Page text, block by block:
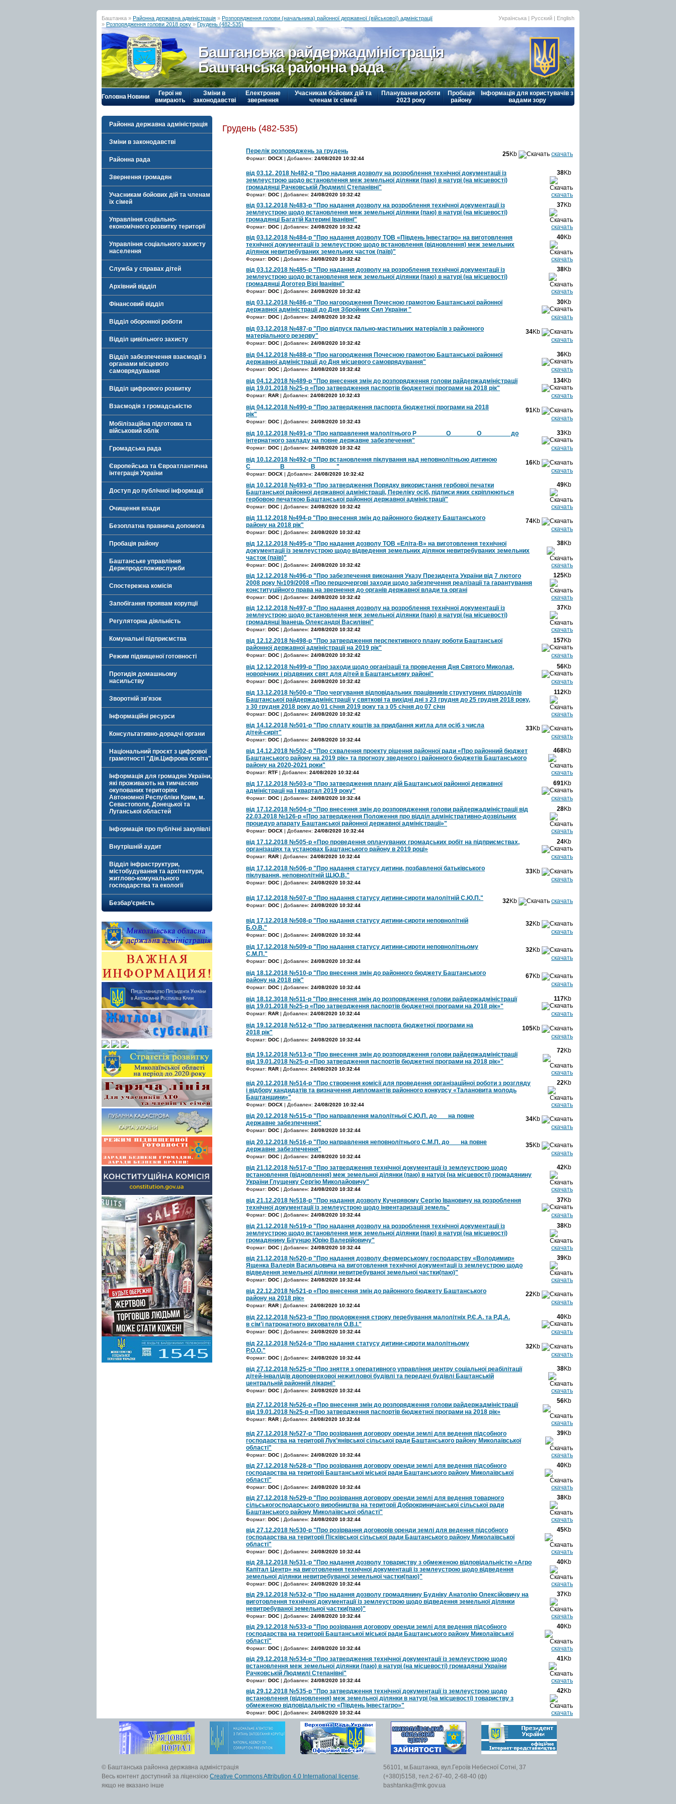
Баштанка » Районна державна адміністрація » Розпорядження голови (начальника) районної державної (військової) адміністрації
» Розпорядження голови 2018 року » Грудень (482-535)
Українська | Русский | English
Баштанська райдержадміністрація
Баштанська районна рада
Головна Новини
Герої не
вмирають
Зміни в
законодавстві
Електронне
звернення
Учасникам бойових дій та
членам їх сімей
Планування роботи
2023 року
Пробація
району
Інформація для користувачів з
вадами зору
Районна державна адміністрація
Зміни в законодавстві
Районна рада
Звернення громадян
Учасникам бойових дій та членам
їх сімей
Управління соціально-
економічного розвитку території
Управління соціального захисту
населення
Служба у справах дітей
Архівний відділ
Фінансовий відділ
Відділ оборонної роботи
Відділ цивільного захисту
Відділ забезпечення взаємодії з
органами місцевого
самоврядування
Відділ цифрового розвитку
Взаємодія з громадськістю
Мобілізаційна підготовка та
військовий облік
Громадська рада
Європейська та Євроатлантична
інтеграція України
Доступ до публічної інформації
Очищення влади
Безоплатна правнича допомога
Пробація району
Баштанське управління
Держпродспоживслужби
Спостережна комісія
Запобігання проявам корупції
Регуляторна діяльність
Комунальні підприємства
Режим підвищеної готовності
Протидія домашньому
насильству
Зворотній зв'язок
Інформаційні ресурси
Консультативно-дорадчі органи
Національний проєкт з цифрової
грамотності "Дія.Цифрова освіта"
Інформація для громадян України,
які проживають на тимчасово
окупованих територіях
Автономної Республіки Крим, м.
Севастополя, Донецької та
Луганської областей
Інформація про публічні закупівлі
Внутрішній аудит
Відділ інфраструктури,
містобудування та архітектури,
житлово-комунального
господарства та екології
Безбар’єрність
Грудень (482-535)
Перелік розпоряджень за грудень
Формат: DOCX | Добавлен: 24/08/2020 10:32:44
25Kb скачать
від 03.12. 2018 №482-р "Про надання дозволу на розроблення технічної документації із
землеустрою щодо встановлення меж земельної ділянки (паю) в натурі (на місцевості)
громадянці Рачковській Людмилі Степанівні"
Формат: DOC | Добавлен: 24/08/2020 10:32:42
38Kb
скачать
від 03.12.2018 №483-р "Про надання дозволу на розроблення технічної документації із
землеустрою щодо встановлення меж земельної ділянки (паю) в натурі (на місцевості)
громадянці Багатій Катерині Іванівні"
Формат: DOC | Добавлен: 24/08/2020 10:32:42
37Kb
скачать
від 03.12.2018 №484-р "Про надання дозволу ТОВ «Південь Інвестагро» на виготовлення
технічної документації із землеустрою щодо встановлення (відновлення) меж земельних
ділянок невитребуваних земельних часток (паїв)"
Формат: DOC | Добавлен: 24/08/2020 10:32:42
40Kb
скачать
від 03.12.2018 №485-р "Про надання дозволу на розроблення технічної документації із
землеустрою щодо встановлення меж земельної ділянки (паю) в натурі (на місцевості)
громадянці Доготер Вірі Іванівні"
Формат: DOC | Добавлен: 24/08/2020 10:32:42
38Kb
скачать
від 03.12.2018 №486-р "Про нагородження Почесною грамотою Баштанської районної
державної адміністрації до Дня Збройних Сил України "
Формат: DOC | Добавлен: 24/08/2020 10:32:42
30Kb
скачать
від 03.12.2018 №487-р "Про відпуск пально-мастильних матеріалів з районного
матеріального резерву"
Формат: DOC | Добавлен: 24/08/2020 10:32:42
34Kb
скачать
від 04.12.2018 №488-р "Про нагородження Почесною грамотою Баштанської районної
державної адміністрації до Дня місцевого самоврядування"
Формат: DOC | Добавлен: 24/08/2020 10:32:42
36Kb
скачать
від 04.12.2018 №489-р "Про внесення змін до розпорядження голови райдержадміністрації
від 19.01.2018 №25-р «Про затвердження паспортів бюджетної програми на 2018 рік"
Формат: RAR | Добавлен: 24/08/2020 10:32:43
134Kb
скачать
від 04.12.2018 №490-р "Про затвердження паспорта бюджетної програми на 2018
рік"
Формат: DOC | Добавлен: 24/08/2020 10:32:43
91Kb
скачать
від 10.12.2018 №491-р "Про направлення малолітнього Р________ О_______ О________ до
інтернатного закладу на повне державне забезпечення"
Формат: DOC | Добавлен: 24/08/2020 10:32:42
33Kb
скачать
від 10.12.2018 №492-р "Про встановлення піклування над неповнолітньою дитиною
С________ В_______ В______"
Формат: DOCX | Добавлен: 24/08/2020 10:32:42
16Kb
скачать
від 10.12.2018 №493-р "Про затвердження Порядку використання гербової печатки
Баштанської районної державної адміністрації, Переліку осіб, підписи яких скріплюються
гербовою печаткою Баштанської районної державної адміністрації"
Формат: DOC | Добавлен: 24/08/2020 10:32:42
49Kb
скачать
від 11.12.2018 №494-р "Про внесення змін до районного бюджету Баштанського
району на 2018 рік"
Формат: DOC | Добавлен: 24/08/2020 10:32:42
74Kb
скачать
від 12.12.2018 №495-р "Про надання дозволу ТОВ «Еліта-В» на виготовлення технічної
документації із землеустрою щодо відведення земельних ділянок невитребуваних земельних
часток (паїв)"
Формат: DOC | Добавлен: 24/08/2020 10:32:42
38Kb
скачать
від 12.12.2018 №496-р "Про забезпечення виконання Указу Президента України від 7 лютого
2008 року №109/2008 «Про першочергові заходи щодо забезпечення реалізації та гарантування
конституційного права на звернення до органів державної влади та органі
Формат: DOC | Добавлен: 24/08/2020 10:32:42
125Kb
скачать
від 12.12.2018 №497-р "Про надання дозволу на розроблення технічної документації із
землеустрою щодо встановлення меж земельної ділянки (паю) в натурі (на місцевості)
громадянці Іванець Олександрі Василівні"
Формат: DOC | Добавлен: 24/08/2020 10:32:42
37Kb
скачать
від 12.12.2018 №498-р "Про затвердження перспективного плану роботи Баштанської
районної державної адміністрації на 2019 рік"
Формат: DOC | Добавлен: 24/08/2020 10:32:42
157Kb
скачать
від 12.12.2018 №499-р "Про заходи щодо організації та проведення Дня Святого Миколая,
новорічних і різдвяних свят для дітей в Баштанському районі"
Формат: DOC | Добавлен: 24/08/2020 10:32:42
56Kb
скачать
від 13.12.2018 №500-р "Про чергування відповідальних працівників структурних підрозділів
Баштанської райдержадміністрації у святкові та вихідні дні з 23 грудня до 25 грудня 2018 року,
з 30 грудня 2018 року до 01 січня 2019 року та з 05 січня до 07 січн
Формат: DOC | Добавлен: 24/08/2020 10:32:42
112Kb
скачать
від 14.12.2018 №501-р "Про сплату коштів за придбання житла для осіб з числа
дітей-сиріт"
Формат: DOC | Добавлен: 24/08/2020 10:32:44
33Kb
скачать
від 14.12.2018 №502-р "Про схвалення проекту рішення районної ради «Про районний бюджет
Баштанського району на 2019 рік» та прогнозу зведеного і районного бюджетів Баштанського
району на 2020-2021 роки"
Формат: RTF | Добавлен: 24/08/2020 10:32:44
468Kb
скачать
від 17.12.2018 №503-р "Про затвердження плану дій Баштанської районної державної
адміністрації на І квартал 2019 року"
Формат: DOC | Добавлен: 24/08/2020 10:32:44
691Kb
скачать
від 17.12.2018 №504-р "Про внесення змін до розпорядження голови райдержадміністрації від
22.03.2018 №126-р «Про затвердження Положення про відділ адміністративно-дозвільних
процедур апарату Баштанської районної державної адміністрації»"
Формат: DOCX | Добавлен: 24/08/2020 10:32:44
28Kb
скачать
від 17.12.2018 №505-р «Про проведення оплачуваних громадських робіт на підприємствах,
організаціях та установах Баштанського району в 2019 році»
Формат: RAR | Добавлен: 24/08/2020 10:32:44
24Kb
скачать
від 17.12.2018 №506-р "Про надання статусу дитини, позбавленої батьківського
піклування, неповнолітній Щ.Ю.В."
Формат: DOC | Добавлен: 24/08/2020 10:32:44
33Kb
скачать
від 17.12.2018 №507-р "Про надання статусу дитини-сироти малолітній С.Ю.П."
Формат: DOC | Добавлен: 24/08/2020 10:32:44
32Kb скачать
від 17.12.2018 №508-р "Про надання статусу дитини-сироти неповнолітній
Б.О.В."
Формат: DOC | Добавлен: 24/08/2020 10:32:44
32Kb
скачать
від 17.12.2018 №509-р "Про надання статусу дитини-сироти неповнолітньому
С.М.П."
Формат: DOC | Добавлен: 24/08/2020 10:32:44
32Kb
скачать
від 18.12.2018 №510-р "Про внесення змін до районного бюджету Баштанського
району на 2018 рік"
Формат: DOC | Добавлен: 24/08/2020 10:32:44
67Kb
скачать
від 18.12.3018 №511-р "Про внесення змін до розпорядження голови райдержадміністрації
від 19.01.2018 №25-р «Про затвердження паспортів бюджетної програми на 2018 рік»"
Формат: RAR | Добавлен: 24/08/2020 10:32:44
117Kb
скачать
від 19.12.2018 №512-р "Про затвердження паспорта бюджетної програми на
2018 рік"
Формат: DOC | Добавлен: 24/08/2020 10:32:44
105Kb
скачать
від 19.12.2018 №513-р "Про внесення змін до розпорядження голови райдержадміністрації
від 19.01.2018 №25-р «Про затвердження паспортів бюджетної програми на 2018 рік»"
Формат: RAR | Добавлен: 24/08/2020 10:32:44
72Kb
скачать
від 20.12.2018 №514-р "Про створення комісії для проведення організаційної роботи з розгляду
і відбору кандидатів та визначення дипломантів районного конкурсу «Талановита молодь
Баштанщини»"
Формат: DOCX | Добавлен: 24/08/2020 10:32:44
22Kb
скачать
від 20.12.2018 №515-р "Про направлення малолітньої С.Ю.П. до _ _ на повне
державне забезпечення"
Формат: DOC | Добавлен: 24/08/2020 10:32:44
34Kb
скачать
від 20.12.2018 №516-р "Про направлення неповнолітнього С.М.П. до _ _ на повне
державне забезпечення"
Формат: DOC | Добавлен: 24/08/2020 10:32:44
35Kb
скачать
від 21.12.2018 №517-р "Про затвердження технічної документації із землеустрою щодо
встановлення (відновлення) меж земельної ділянки (паю) в натурі (на місцевості) громадянину
України Глущенку Сергію Миколайовичу"
Формат: DOC | Добавлен: 24/08/2020 10:32:44
42Kb
скачать
від 21.12.2018 №518-р "Про надання дозволу Кучерявому Сергію Івановичу на розроблення
технічної документації із землеустрою щодо інвентаризації земель"
Формат: DOC | Добавлен: 24/08/2020 10:32:44
37Kb
скачать
від 21.12.2018 №519-р "Про надання дозволу на розроблення технічної документації із
землеустрою щодо встановлення меж земельної ділянки (паю) в натурі (на місцевості)
громадянину Бігунцю Юрію Валерійовичу"
Формат: DOC | Добавлен: 24/08/2020 10:32:44
38Kb
скачать
від 21.12.2018 №520-р "Про надання дозволу фермерському господарству «Володимир»
Ященка Валерія Васильовича на виготовлення технічної документації із землеустрою щодо
відведення земельної ділянки невитребуваної земельної частки(паю)"
Формат: DOC | Добавлен: 24/08/2020 10:32:44
39Kb
скачать
від 22.12.2018 №521-р «Про внесення змін до районного бюджету Баштанського
району на 2018 рік»
Формат: RAR | Добавлен: 24/08/2020 10:32:44
22Kb
скачать
від 22.12.2018 №523-р "Про продовження строку перебування малолітніх Р.Є.А. та Р.Д.А.
в сім'ї патронатного вихователя О.В.І."
Формат: DOC | Добавлен: 24/08/2020 10:32:44
40Kb
скачать
від 22.12.2018 №524-р "Про надання статусу дитини-сироти малолітньому
Р.О.О."
Формат: DOC | Добавлен: 24/08/2020 10:32:44
32Kb
скачать
від 27.12.2018 №525-р "Про зняття з оперативного управління центру соціальної реабілітації
дітей-інвалідів двоповерхової нежитлової будівлі та передачі будівлі Баштанській
центральній районній лікарні"
Формат: DOC | Добавлен: 24/08/2020 10:32:44
38Kb
скачать
від 27.12.2018 №526-р «Про внесення змін до розпорядження голови райдержадміністрації
від 19.01.2018 №25-р «Про затвердження паспортів бюджетної програми на 2018 рік»
Формат: RAR | Добавлен: 24/08/2020 10:32:44
56Kb
скачать
від 27.12.2018 №527-р "Про розірвання договору оренди землі для ведення підсобного
господарства на території Лук’янівської сільської ради Баштанського району Миколаївської
області"
Формат: DOC | Добавлен: 24/08/2020 10:32:44
39Kb
скачать
від 27.12.2018 №528-р "Про розірвання договору оренди землі для ведення підсобного
господарства на території Баштанської міської ради Баштанського району Миколаївської
області"
Формат: DOC | Добавлен: 24/08/2020 10:32:44
40Kb
скачать
від 27.12.2018 №529-р "Про розірвання договору оренди землі для ведення товарного
сільськогосподарського виробництва на території Доброкриничанської сільської ради
Баштанського району Миколаївської області"
Формат: DOC | Добавлен: 24/08/2020 10:32:44
38Kb
скачать
від 27.12.2018 №530-р "Про розірвання договорів оренди землі для ведення підсобного
господарства на території Пісківської сільської ради Баштанського району Миколаївської
області"
Формат: DOC | Добавлен: 24/08/2020 10:32:44
45Kb
скачать
від 28.12.2018 №531-р "Про надання дозволу товариству з обмеженою відповідальністю «Агро
Капітал Центр» на виготовлення технічної документації із землеустрою щодо відведення
земельної ділянки невитребуваної земельної частки(паю)"
Формат: DOC | Добавлен: 24/08/2020 10:32:44
40Kb
скачать
від 29.12.2018 №532-р "Про надання дозволу громадянину Будніку Анатолію Олексійовичу на
виготовлення технічної документації із землеустрою щодо відведення земельної ділянки
невитребуваної земельної частки(паю)"
Формат: DOC | Добавлен: 24/08/2020 10:32:44
37Kb
скачать
від 29.12.2018 №533-р "Про розірвання договору оренди землі для ведення підсобного
господарства на території Баштанської міської ради Баштанського району Миколаївської
області"
Формат: DOC | Добавлен: 24/08/2020 10:32:44
40Kb
скачать
від 29.12.2018 №534-р "Про затвердження технічної документації із землеустрою щодо
встановлення меж земельної ділянки (паю) в натурі (на місцевості) громадянці України
Рачковській Людмилі Степанівні"
Формат: DOC | Добавлен: 24/08/2020 10:32:44
41Kb
скачать
від 29.12.2018 №535-р "Про затвердження технічної документації із землеустрою щодо
встановлення (відновлення) меж земельної ділянки в натурі (на місцевості) товариству з
обмеженою відповідальністю «Південь Інвестагро»"
Формат: DOC | Добавлен: 24/08/2020 10:32:44
42Kb
скачать
© Баштанська районна державна адміністрація
Весь контент доступний за ліцензією Creative Commons Attribution 4.0 International license,
якщо не вказано інше
56101, м.Баштанка, вул.Героїв Небесної Сотні, 37
(+380)5158, тел.2-67-40, 2-68-40 (ф)
bashtanka@mk.gov.ua